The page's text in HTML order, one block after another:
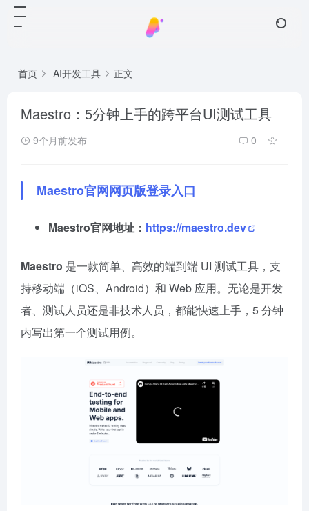
首页 AI开发工具 正文
Maestro：5分钟上手的跨平台UI测试工具
9个月前发布 0
Maestro官网网页版登录入口
Maestro官网地址： https://maestro.dev
Maestro 是一款简单、高效的端到端 UI 测试工具，支
持移动端（iOS、Android）和 Web 应用。无论是开发
者、测试人员还是非技术人员，都能快速上手，5 分钟
内写出第一个测试用例。